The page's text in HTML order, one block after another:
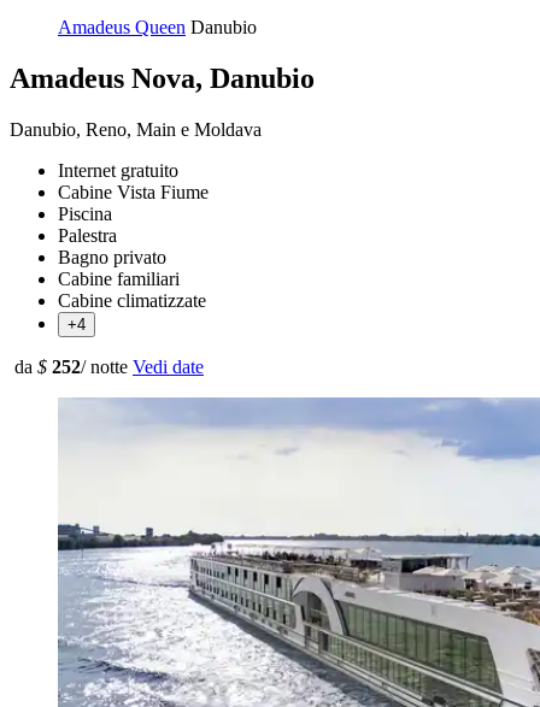
Amadeus Queen Danubio
Amadeus Nova, Danubio
Danubio, Reno, Main e Moldava
Internet gratuito
Cabine Vista Fiume
Piscina
Palestra
Bagno privato
Cabine familiari
Cabine climatizzate
+4
da $ 252/ notte Vedi date